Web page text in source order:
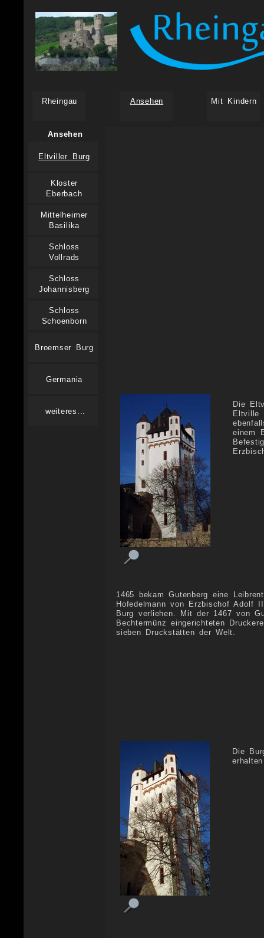
Rheingau Ansehen Mit Kindern
Ansehen
Eltviller Burg
Kloster
Eberbach
Mittelheimer
Basilika
Schloss
Vollrads
Schloss
Johannisberg
Schloss
Schoenborn
Broemser Burg
Germania
weiteres...
Die
Eltville
einem
1465 bekam Gutenberg eine
Hofedelmann von Erzbischof Adolf
Burg verliehen. Mit der 1467 von
Bechtermünz eingerichteten
sieben Druckstätten der Welt.
Die